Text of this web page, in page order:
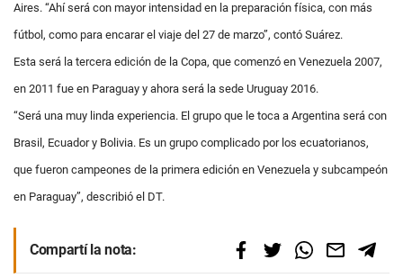
Aires. “Ahí será con mayor intensidad en la preparación física, con más
fútbol, como para encarar el viaje del 27 de marzo”, contó Suárez.
Esta será la tercera edición de la Copa, que comenzó en Venezuela 2007,
en 2011 fue en Paraguay y ahora será la sede Uruguay 2016.
“Será una muy linda experiencia. El grupo que le toca a Argentina será con
Brasil, Ecuador y Bolivia. Es un grupo complicado por los ecuatorianos,
que fueron campeones de la primera edición en Venezuela y subcampeón
en Paraguay”, describió el DT.
Compartí la nota: